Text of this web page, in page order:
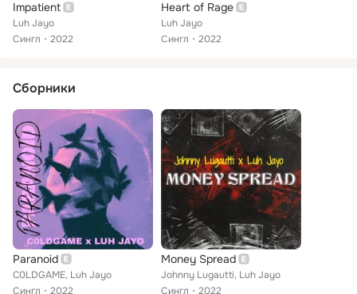
Impatient
Luh Jayo
Сингл
2022
Heart of Rage
Luh Jayo
Сингл
2022
Сборники
Paranoid
C0LDGAME, Luh Jayo
Сингл
2022
Money Spread
Johnny Lugautti, Luh Jayo
Сингл
2022